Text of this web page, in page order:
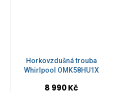
Horkovzdušná trouba
Whirlpool OMK58HU1X
8 990 Kč